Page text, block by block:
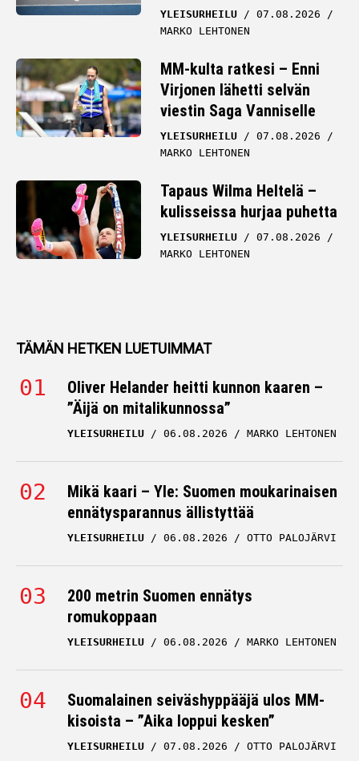
YLEISURHEILU
07.08.2026
MARKO LEHTONEN
MM-kulta ratkesi – Enni
Virjonen lähetti selvän
viestin Saga Vanniselle
YLEISURHEILU
07.08.2026
MARKO LEHTONEN
Tapaus Wilma Heltelä –
kulisseissa hurjaa puhetta
YLEISURHEILU
07.08.2026
MARKO LEHTONEN
”Äijä on mitalikunnossa”
YLEISURHEILU 06.08.2026
Mikä kaari – Yle: Suomen moukarinaisen
ennätysparannus ällistyttää
YLEISURHEILU 06.08.2026 OTTO PALOJÄRVI
200 metrin Suomen ennätys
romukoppaan
YLEISURHEILU
Suomalainen seiväshyppääjä ulos MM-
kisoista – ”Aika loppui kesken”
YLEISURHEILU 07.08.2026 OTTO PALOJÄRVI